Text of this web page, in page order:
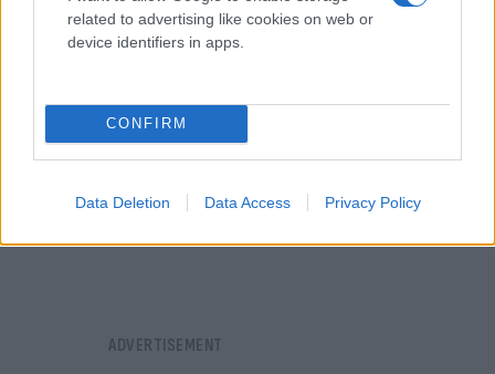
related to advertising like cookies on web or
device identifiers in apps.
CONFIRM
Data Deletion Data Access Privacy Policy